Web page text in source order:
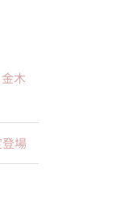
木
場